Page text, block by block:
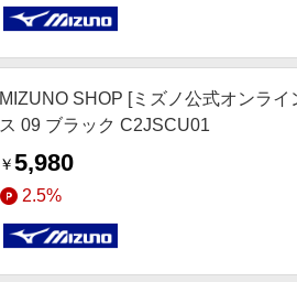
MIZUNO SHOP [ミズノ公式オンラ
ス 09 ブラック C2JSCU01
￥5,980
2.5%